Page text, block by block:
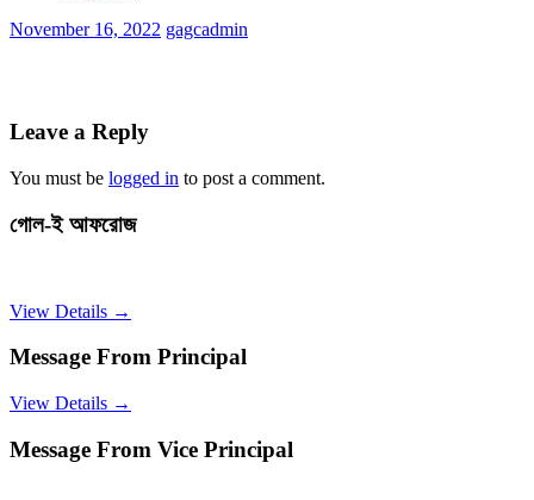
November 16, 2022 gagcadmin
Leave a Reply
You must be logged in to post a comment.
গোল-ই আফরোজ
View Details →
Message From Principal
View Details →
Message From Vice Principal